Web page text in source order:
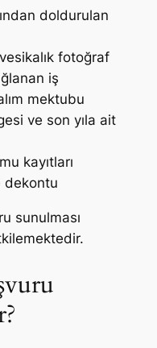
doldurulan
fotoğraf
iş
mektubu
ve son yıla ait
kayıtları
dekontu
sunulması